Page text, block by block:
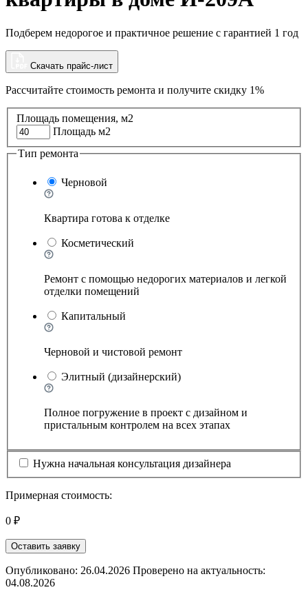
Подберем недорогое и практичное решение с гарантией 1 год
Скачать прайс-лист
Рассчитайте стоимость ремонта и получите скидку 1%
Площадь помещения, м2
Площадь м2
Тип ремонта
Черновой
Квартира готова к отделке
Косметический
Ремонт с помощью недорогих материалов и легкой
отделки помещений
Капитальный
Черновой и чистовой ремонт
Элитный (дизайнерский)
Полное погружение в проект с дизайном и
пристальным контролем на всех этапах
Нужна начальная консультация дизайнера
Примерная стоимость:
0 ₽
Оставить заявку
Опубликовано: 26.04.2026 Проверено на актуальность:
04.08.2026